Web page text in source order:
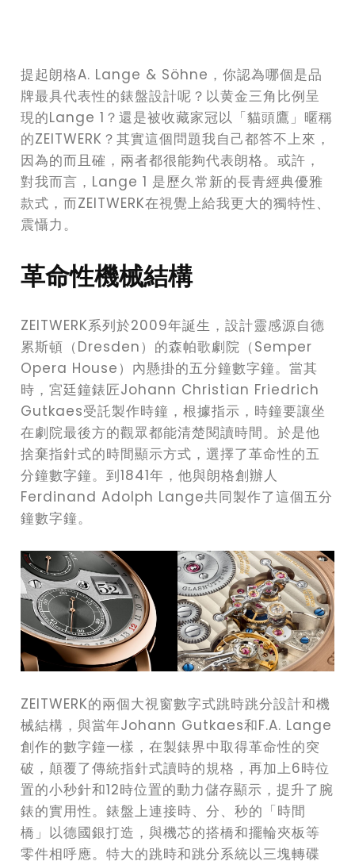
提起朗格A. Lange & Söhne，你認為哪個是品
牌最具代表性的錶盤設計呢？以黄金三角比例呈
現的Lange 1？還是被收藏家冠以「貓頭鷹」暱稱
的ZEITWERK？其實這個問題我自己都答不上來，
因為的而且確，兩者都很能夠代表朗格。或許，
對我而言，Lange 1 是歷久常新的長青經典優雅
款式，而ZEITWERK在視覺上給我更大的獨特性、
震懾力。
革命性機械結構
ZEITWERK系列於2009年誕生，設計靈感源自德
累斯頓（Dresden）的森帕歌劇院（Semper
Opera House）內懸掛的五分鐘數字鐘。當其
時，宮廷鐘錶匠Johann Christian Friedrich
Gutkaes受託製作時鐘，根據指示，時鐘要讓坐
在劇院最後方的觀眾都能清楚閱讀時間。於是他
捨棄指針式的時間顯示方式，選擇了革命性的五
分鐘數字鐘。到1841年，他與朗格創辦人
Ferdinand Adolph Lange共同製作了這個五分
鐘數字鐘。
ZEITWERK的兩個大視窗數字式跳時跳分設計和機
械結構，與當年Johann Gutkaes和F.A. Lange
創作的數字鐘一樣，在製錶界中取得革命性的突
破，顛覆了傳統指針式讀時的規格，再加上6時位
置的小秒針和12時位置的動力儲存顯示，提升了腕
錶的實用性。錶盤上連接時、分、秒的「時間
橋」以德國銀打造，與機芯的搭橋和擺輪夾板等
零件相呼應。特大的跳時和跳分系統以三塊轉碟